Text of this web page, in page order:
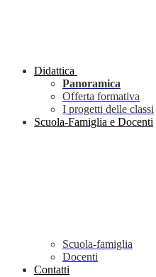
Didattica
Panoramica
Offerta formativa
I progetti delle classi
Scuola-Famiglia e Docenti
Scuola-famiglia
Docenti
Contatti